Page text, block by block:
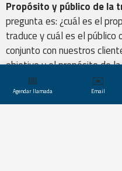
Propósito y público de la
pregunta es: ¿cuál es el
traduce y cuál es el
conjunto con nuestros
objetivo y el propósito de
ejemplo, en el caso de
judiciales, sabemos por
traducciones tienen
📅
Agendar llamada
✉️
Email